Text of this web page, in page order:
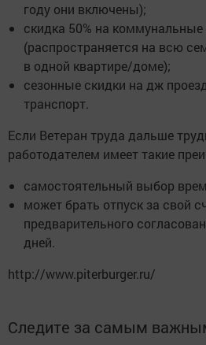
году они включены);
скидка 50% на коммунальные
(распространяется на всю
в одной квартире/доме);
сезонные скидки на дж
транспорт.
Если Ветеран труда дальше
работодателем имеет такие
самостоятельный выбор
может брать отпуск за свой
предварительного
дней.
http://www.piterburger.ru/
Следите за самым